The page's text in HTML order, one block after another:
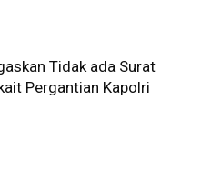
Tidak ada Surat
Pergantian Kapolri